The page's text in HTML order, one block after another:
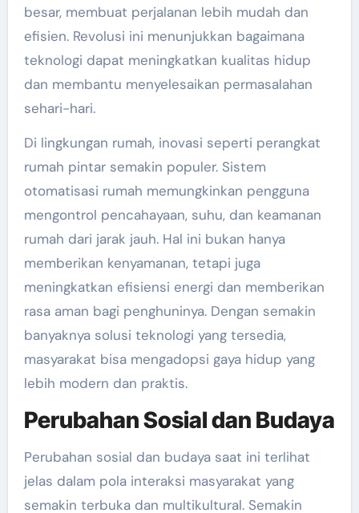
besar, membuat perjalanan lebih mudah dan
efisien. Revolusi ini menunjukkan bagaimana
teknologi dapat meningkatkan kualitas hidup
dan membantu menyelesaikan permasalahan
sehari-hari.
Di lingkungan rumah, inovasi seperti perangkat
rumah pintar semakin populer. Sistem
otomatisasi rumah memungkinkan pengguna
mengontrol pencahayaan, suhu, dan keamanan
rumah dari jarak jauh. Hal ini bukan hanya
memberikan kenyamanan, tetapi juga
meningkatkan efisiensi energi dan memberikan
rasa aman bagi penghuninya. Dengan semakin
banyaknya solusi teknologi yang tersedia,
masyarakat bisa mengadopsi gaya hidup yang
lebih modern dan praktis.
Perubahan Sosial dan Budaya
Perubahan sosial dan budaya saat ini terlihat
jelas dalam pola interaksi masyarakat yang
semakin terbuka dan multikultural. Semakin